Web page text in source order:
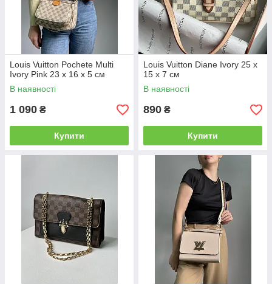
Louis Vuitton Pochete Multi
Ivory Pink 23 х 16 х 5 см
В наявності
1 090 ₴
Купити
Louis Vuitton Diane Ivory 25 x
15 x 7 см
В наявності
890 ₴
Купити